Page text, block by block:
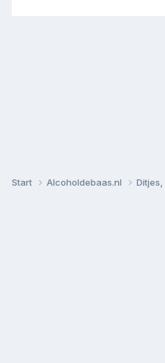
Start Alcoholdebaas.nl